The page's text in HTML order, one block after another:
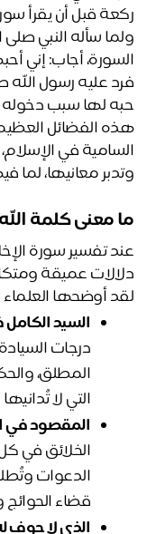
قبل أن يقرأ سورة
أجاب: إني أحبها.
لها سبب دخوله
معانيها، لما
معنى كلمة الله
عميقة
أوضحها العلماء
السيد الكامل
التي لا
المقصود في
قضاء الحوائج
الذي لا جوف له